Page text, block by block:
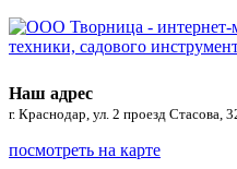
Наш адрес
г. Краснодар, ул. 2 проезд Стасова,
посмотреть на карте